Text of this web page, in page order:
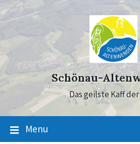
to
content
to
main
navigation
to
footer
Schönau-
Das geilste Kaff
Menu